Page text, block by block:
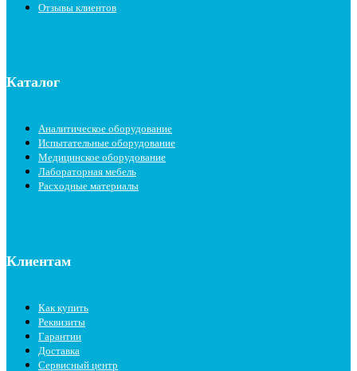
Отзывы клиентов
Каталог
Аналитическое оборудование
Испытательные оборудование
Медицинское оборудование
Лабораторная мебель
Расходные материалы
Клиентам
Как купить
Реквизиты
Гарантии
Доставка
Сервисный центр